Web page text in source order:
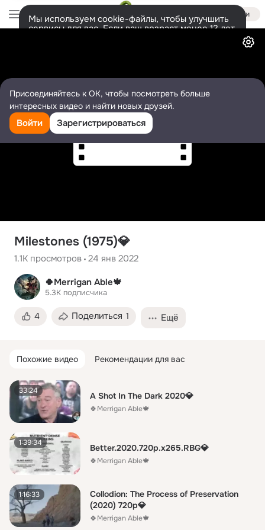
Milestones (1975)💎
1.1K просмотров 24 янв 2022
🍀Merrigan Able🍁
5.3K подписчика
4 Поделиться 1 Ещё
Похожие видео Рекомендации для вас
33:24 A Shot In The Dark 2020💎
🍀Merrigan Able🍁
1:39:34 Better.2020.720p.x265.RBG💎
🍀Merrigan Able🍁
1:16:33
Collodion: The Process of Preservation
(2020) 720p💎
🍀Merrigan Able🍁
Войти
Мы используем cookie-файлы, чтобы улучшить
сервисы для вас. Если ваш возраст менее 13 лет,
Присоединяйтесь к ОК, чтобы посмотреть больше
интересных видео и найти новых друзей.
Войти Зарегистрироваться